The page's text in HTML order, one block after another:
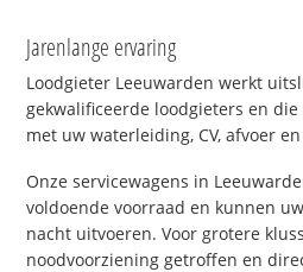
Jarenlange ervaring
Loodgieter Leeuwarden werkt
gekwalificeerde loodgieters en
met uw waterleiding, CV, afvoer
Onze servicewagens in
voldoende voorraad en kunnen
nacht uitvoeren. Voor grotere
noodvoorziening getroffen en